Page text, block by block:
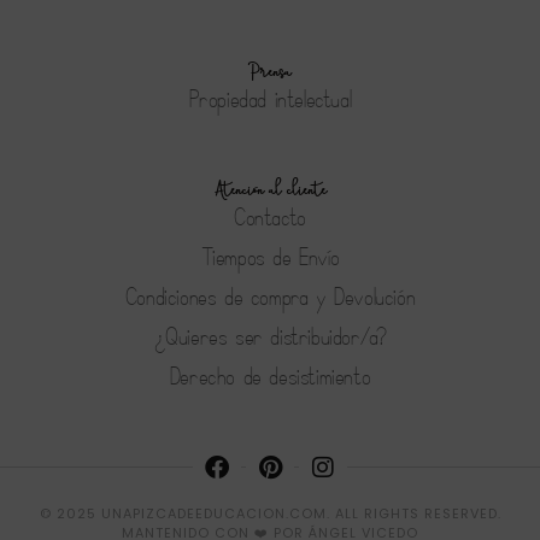
Prensa
Propiedad intelectual
Atención al cliente
Contacto
Tiempos de Envío
Condiciones de compra y Devolución
¿Quieres ser distribuidor/a?
Derecho de desistimiento
© 2025 UNAPIZCADEEDUCACION.COM. ALL RIGHTS RESERVED.
MANTENIDO CON ❤️ POR ÁNGEL VICEDO